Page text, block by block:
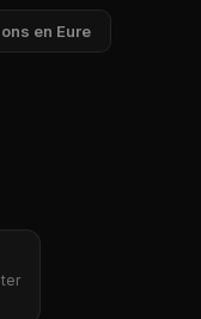
en Eure